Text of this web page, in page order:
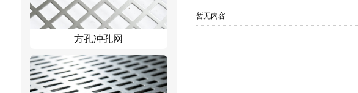
方孔冲孔网
暂无内容